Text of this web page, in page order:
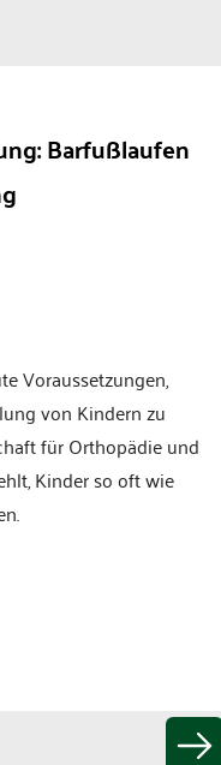
Barfußlaufen
Voraussetzungen,
von Kindern zu
für Orthopädie und
Kinder so oft wie